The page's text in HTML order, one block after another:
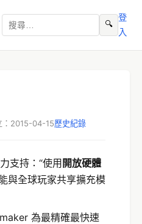
🔍
登
入
：2015-04-15歷史紀錄
支持：“使用 開放硬體
與全球玩家共享擴充模
為最精確最快速